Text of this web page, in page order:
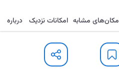
ارسال
مکان‌های مشابه امکانات نزدیک درباره